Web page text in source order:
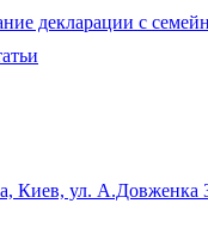
декларации с
Киев, ул. А.Довженка